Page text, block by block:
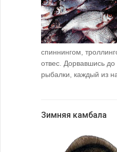
спиннингом,
отвес. Дорвавшись до
рыбалки, каждый из
Зимняя камбала